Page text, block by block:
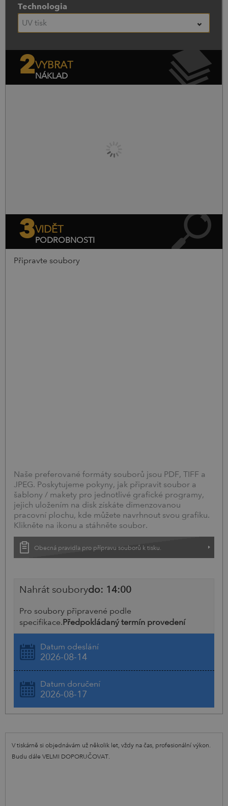
Technologia
UV tisk
2VYBRAT
NÁKLAD
3VIDĚT
PODROBNOSTI
Připravte soubory
Naše preferované formáty souborů jsou PDF, TIFF a
JPEG. Poskytujeme pokyny, jak připravit soubor a
šablony / makety pro jednotlivé grafické programy,
jejich uložením na disk získáte dimenzovanou
pracovní plochu, kde můžete navrhnout svou grafiku.
Klikněte na ikonu a stáhněte soubor.
Obecná pravidla pro přípravu souborů k tisku.
Nahrát souborydo: 14:00
Pro soubory připravené podle
specifikace.Předpokládaný termín provedení
Datum odeslání
2026-08-14
Datum doručení
2026-08-17
V tiskárně si objednávám už několik let, vždy na čas, profesionální výkon.
Budu dále VELMI DOPORUČOVAT.